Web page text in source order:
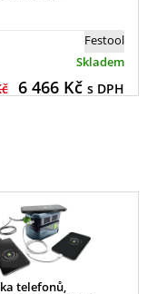
Festool
Skladem
6 466Kč s DPH
telefonů,